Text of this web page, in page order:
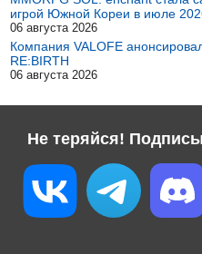
игрой Южной Кореи в июле
06 августа 2026
Компания VALOFE
RE:BIRTH
06 августа 2026
Не теряйся!